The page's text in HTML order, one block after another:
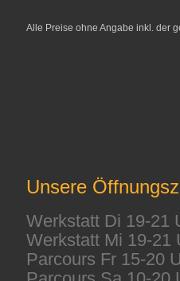
Alle Preise ohne Angabe inkl. der
Unsere
Werkstatt Di 19-21
Werkstatt Mi 19-21
Parcours Fr 15-20